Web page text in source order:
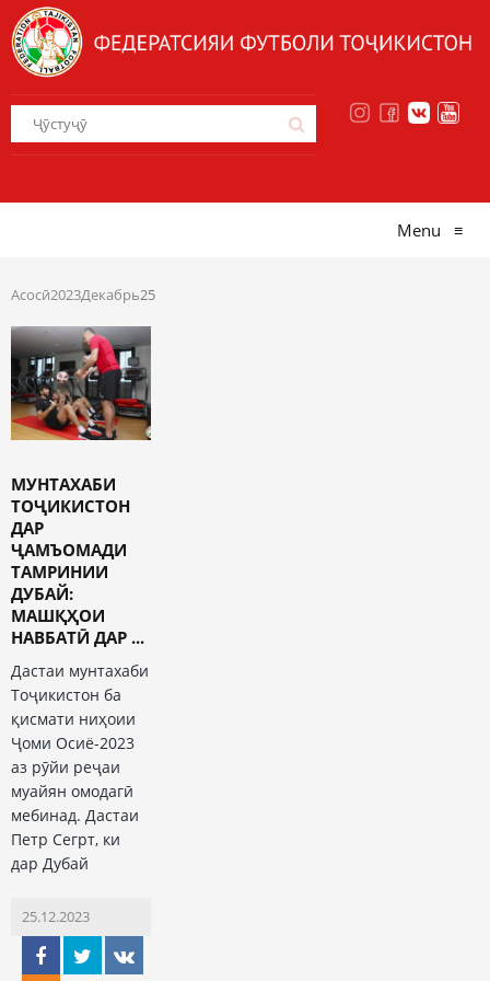
Menu ≡
Асосӣ2023Декабрь25
МУНТАХАБИ
ТОҶИКИСТОН
ДАР
ҶАМЪОМАДИ
ТАМРИНИИ
ДУБАЙ:
МАШҚҲОИ
НАВБАТӢ ДАР ...
Дастаи мунтахаби
Тоҷикистон ба
қисмати ниҳоии
Ҷоми Осиё-2023
аз рӯйи реҷаи
муайян омодагӣ
мебинад. Дастаи
Петр Сегрт, ки
дар Дубай
25.12.2023